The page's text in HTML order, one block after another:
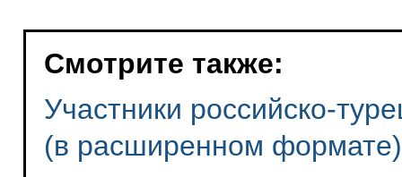
Смотрите также:
Участники российско-
(в расширенном формате)